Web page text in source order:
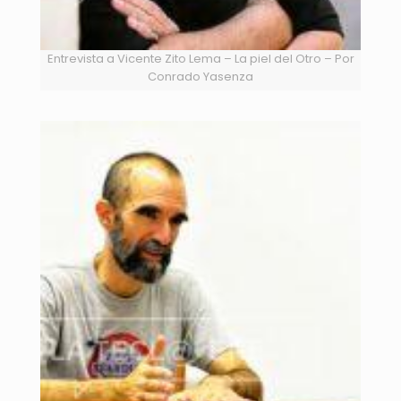
Entrevista a Vicente Zito Lema – La piel del Otro – Por
Conrado Yasenza